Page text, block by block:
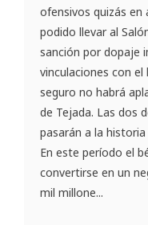
ofensivos quizás
podido llevar al
sanción por dopaje
vinculaciones con
seguro no habrá
de Tejada. Las dos
pasarán a la
En este período el
convertirse en un
mil millone...